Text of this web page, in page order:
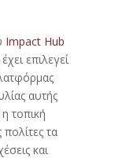
Impact Hub
επιλεγεί
αυτής
τοπική
τα
και